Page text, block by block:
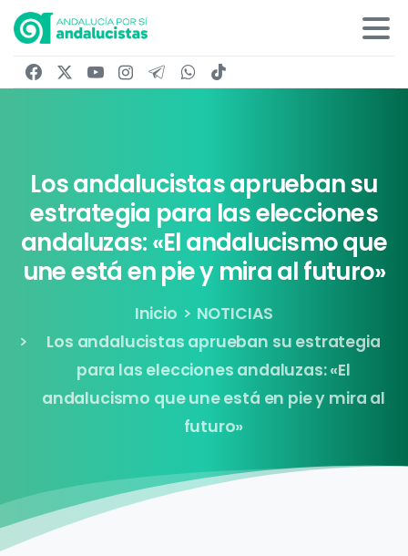
Losandalucistasapruebansu
estrategia para laselecciones
andaluzas:«Elandalucismoque
uneestáenpiey miraalfuturo»
Inicio
NOTICIAS
Los andalucistas aprueban su estrategia
para las elecciones andaluzas: «El
andalucismo que une está en pie y mira al
futuro»